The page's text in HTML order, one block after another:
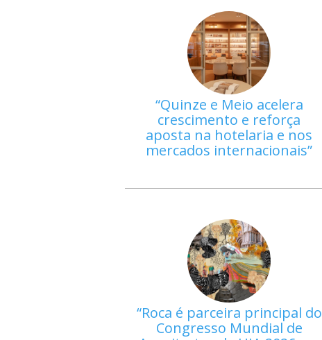
Quinze e Meio acelera
crescimento e reforça
aposta na hotelaria e nos
mercados internacionais
Roca é parceira principal do
Congresso Mundial de